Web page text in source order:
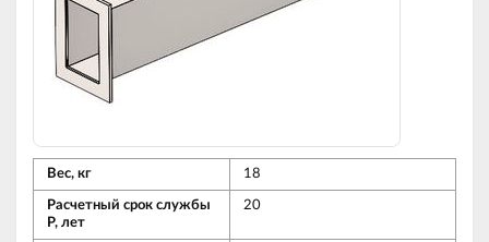
Вес, кг 18
Расчетный срок службы
Р, лет
20